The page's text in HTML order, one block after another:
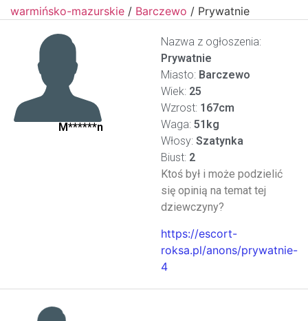
warmińsko-mazurskie / Barczewo / Prywatnie
M******n
Nazwa z ogłoszenia:
Prywatnie
Miasto: Barczewo
Wiek: 25
Wzrost: 167cm
Waga: 51kg
Włosy: Szatynka
Biust: 2
Ktoś był i może podzielić
się opinią na temat tej
dziewczyny?
https://escort-
roksa.pl/anons/prywatnie-
4